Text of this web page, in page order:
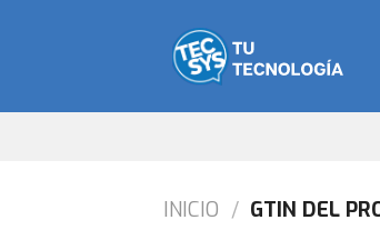
INICIO / GTIN DEL